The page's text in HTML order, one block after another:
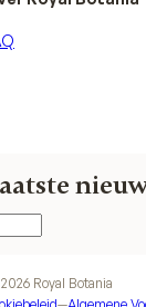
2026 Royal Botania